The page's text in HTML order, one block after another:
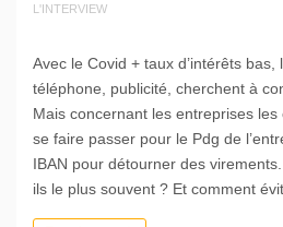
L'INTERVIEW
Avec le Covid + taux d’intérêts bas,
téléphone, publicité, cherchent à
Mais concernant les entreprises les
se faire passer pour le Pdg de
IBAN pour détourner des
ils le plus souvent ? Et comment